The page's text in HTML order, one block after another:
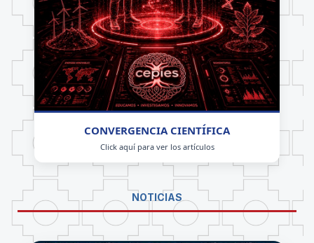
CONVERGENCIA CIENTÍFICA
Click aquí para ver los artículos
NOTICIAS